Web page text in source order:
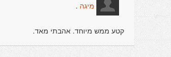
מיגה .
קטע ממש מיוחד. אהבתי מאד.